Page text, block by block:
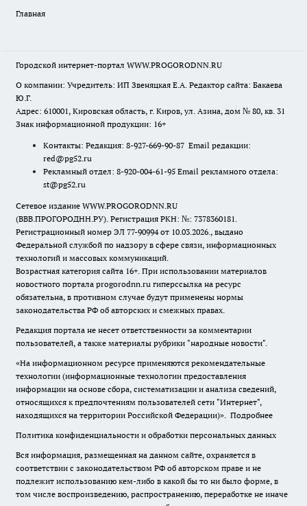
Главная
Городской интернет-портал WWW.PROGORODNN.RU
О компании: Учредитель: ИП Звеняцкая Е.А. Редактор сайта: Бакаева
Ю.Г.
Адрес: 610001, Кировская область, г. Киров, ул. Азина, дом № 80, кв. 31
Знак информационной продукции: 16+
Контакты: Редакция: 8-927-669-90-87 Email редакции:
red@pg52.ru
Рекламный отдел: 8-920-004-61-95 Email рекламного отдела:
st@pg52.ru
Сетевое издание WWW.PROGORODNN.RU
(ВВВ.ПРОГОРОДНН.РУ). Регистрация РКН: №: 7378360181.
Регистрационный номер ЭЛ 77-90994 от 10.03.2026., выдано
Федеральной службой по надзору в сфере связи, информационных
технологий и массовых коммуникаций.
Возрастная категория сайта 16+. При использовании материалов
новостного портала progorodnn.ru гиперссылка на ресурс
обязательна, в противном случае будут применены нормы
законодательства РФ об авторских и смежных правах.
Редакция портала не несет ответственности за комментарии
пользователей, а также материалы рубрики "народные новости".
«На информационном ресурсе применяются рекомендательные
технологии (информационные технологии предоставления
информации на основе сбора, систематизации и анализа сведений,
относящихся к предпочтениям пользователей сети "Интернет",
находящихся на территории Российской Федерации)». Подробнее
Политика конфиденциальности и обработки персональных данных
Вся информация, размещенная на данном сайте, охраняется в
соответствии с законодательством РФ об авторском праве и не
подлежит использованию кем-либо в какой бы то ни было форме, в
том числе воспроизведению, распространению, переработке не иначе